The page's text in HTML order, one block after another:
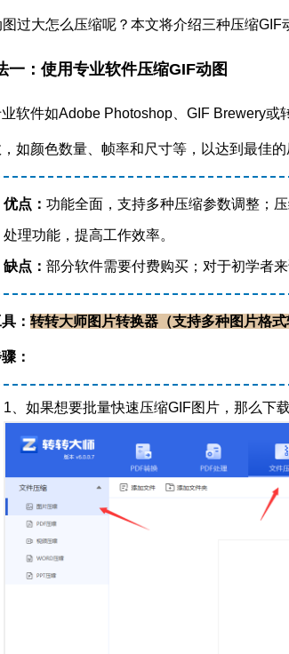
过大怎么压缩呢？本文将介绍三种压缩GIF
一：使用专业软件压缩GIF动图
软件如Adobe Photoshop、GIF Brewery
如颜色数量、帧率和尺寸等，以达到最佳的
优点： 功能全面，支持多种压缩参数调整；
处理功能，提高工作效率。
缺点： 部分软件需要付费购买；对于初学者
： 转转大师图片转换器（支持多种图片格式
：
1、如果想要批量快速压缩GIF图片，那么下